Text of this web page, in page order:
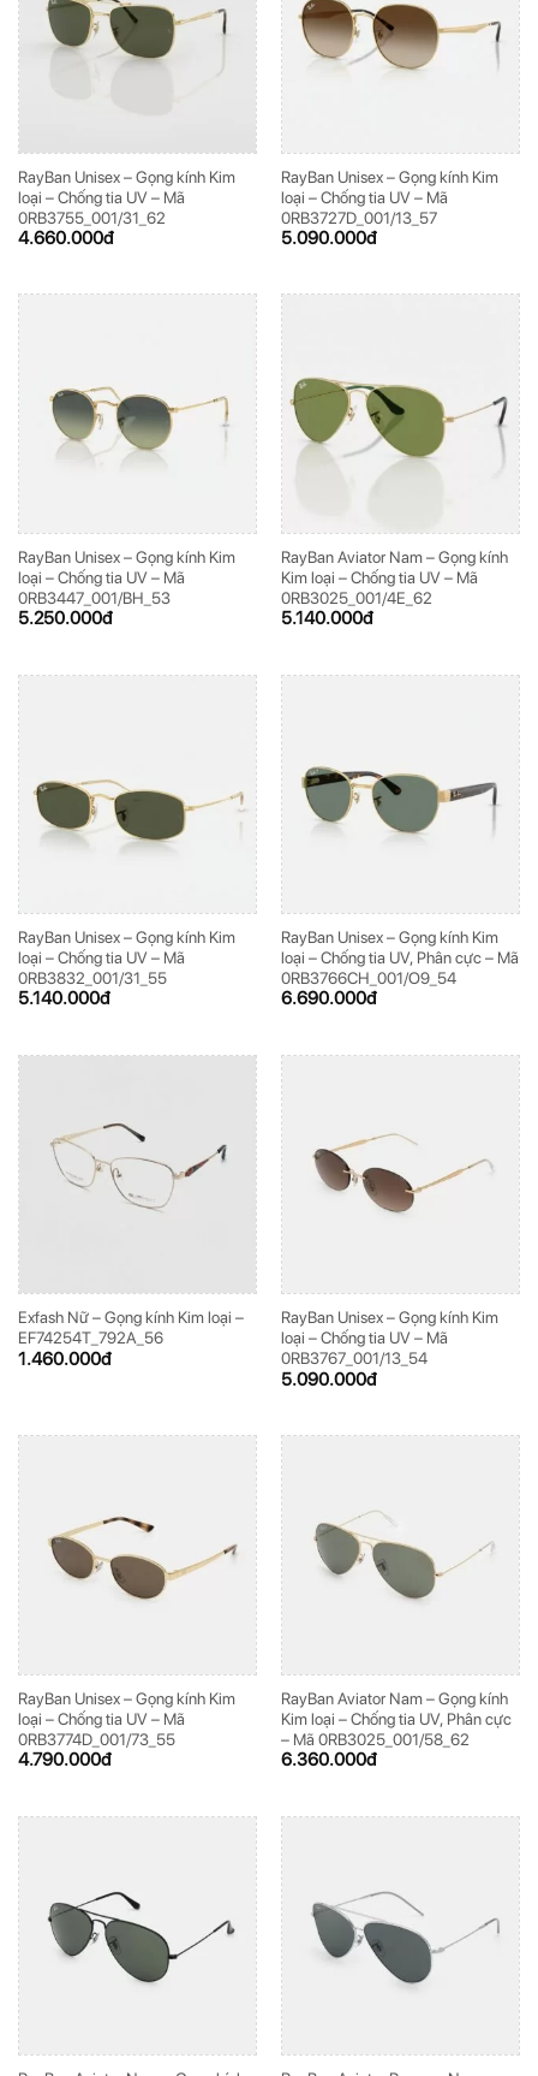
RayBan Unisex – Gọng kính Kim
loại – Chống tia UV – Mã
0RB3755_001/31_62
4.660.000đ
RayBan Unisex – Gọng kính Kim
loại – Chống tia UV – Mã
0RB3727D_001/13_57
5.090.000đ
RayBan Unisex – Gọng kính Kim
loại – Chống tia UV – Mã
0RB3447_001/BH_53
5.250.000đ
RayBan Aviator Nam – Gọng kính
Kim loại – Chống tia UV – Mã
0RB3025_001/4E_62
5.140.000đ
RayBan Unisex – Gọng kính Kim
loại – Chống tia UV – Mã
0RB3832_001/31_55
5.140.000đ
RayBan Unisex – Gọng kính Kim
loại – Chống tia UV, Phân cực – Mã
0RB3766CH_001/O9_54
6.690.000đ
Exfash Nữ – Gọng kính Kim loại –
EF74254T_792A_56
1.460.000đ
RayBan Unisex – Gọng kính Kim
loại – Chống tia UV – Mã
0RB3767_001/13_54
5.090.000đ
RayBan Unisex – Gọng kính Kim
loại – Chống tia UV – Mã
0RB3774D_001/73_55
4.790.000đ
RayBan Aviator Nam – Gọng kính
Kim loại – Chống tia UV, Phân cực
– Mã 0RB3025_001/58_62
6.360.000đ